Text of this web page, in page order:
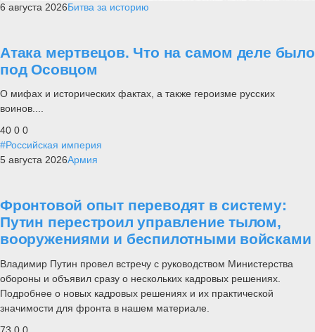
6 августа 2026Битва за историю
Атака мертвецов. Что на самом деле было
под Осовцом
О мифах и исторических фактах, а также героизме русских
воинов....
40 0 0
#Российская империя
5 августа 2026Армия
Фронтовой опыт переводят в систему:
Путин перестроил управление тылом,
вооружениями и беспилотными войсками
Владимир Путин провел встречу с руководством Министерства
обороны и объявил сразу о нескольких кадровых решениях.
Подробнее о новых кадровых решениях и их практической
значимости для фронта в нашем материале.
73 0 0